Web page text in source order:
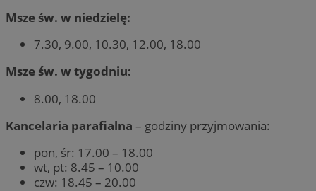
Msze św. w niedzielę:
7.30, 9.00, 10.30, 12.00, 18.00
Msze św. w tygodniu:
8.00, 18.00
Kancelaria parafialna – godziny przyjmowania:
pon, śr: 17.00 – 18.00
wt, pt: 8.45 – 10.00
czw: 18.45 – 20.00